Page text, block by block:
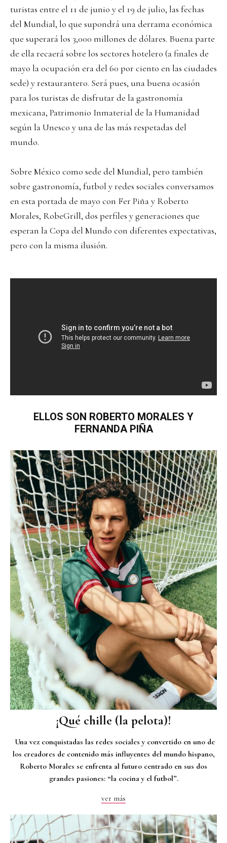
turistas entre el 11 de junio y el 19 de julio, las fechas
del Mundial, lo que supondrá una derrama económica
que superará los 3,000 millones de dólares. Buena parte
de ella recaerá sobre los sectores hotelero (a finales de
mayo la ocupación era del 60 por ciento en las ciudades
sede) y restaurantero. Será pues, una buena ocasión
para los turistas de disfrutar de la gastronomía
mexicana, Patrimonio Inmaterial de la Humanidad
según la Unesco y una de las más respetadas del
mundo.
Sobre México como sede del Mundial, pero también
sobre gastronomía, futbol y redes sociales conversamos
en esta portada de mayo con Fer Piña y Roberto
Morales, RobeGrill, dos perfiles y generaciones que
esperan la Copa del Mundo con diferentes expectativas,
pero con la misma ilusión.
ELLOS SON ROBERTO MORALES Y
FERNANDA PIÑA
¡Qué chille (la pelota)!
Una vez conquistadas las redes sociales y convertido en uno de
los creadores de contenido más influyentes del mundo hispano,
Roberto Morales se enfrenta al futuro centrado en sus dos
grandes pasiones: “la cocina y el futbol”.
ver más